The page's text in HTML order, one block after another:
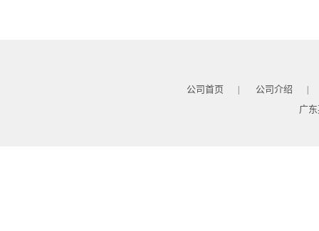
公司首页 公司介绍
广